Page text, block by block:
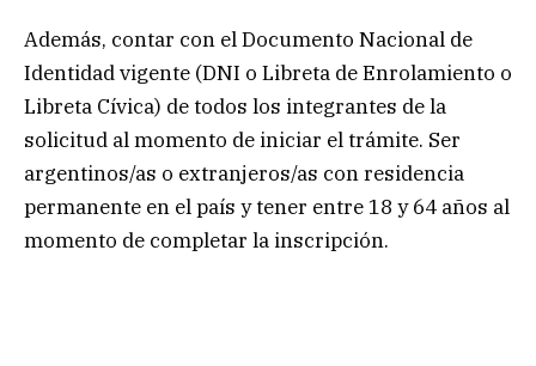
Además, contar con el Documento Nacional de
Identidad vigente (DNI o Libreta de Enrolamiento o
Libreta Cívica) de todos los integrantes de la
solicitud al momento de iniciar el trámite. Ser
argentinos/as o extranjeros/as con residencia
permanente en el país y tener entre 18 y 64 años al
momento de completar la inscripción.